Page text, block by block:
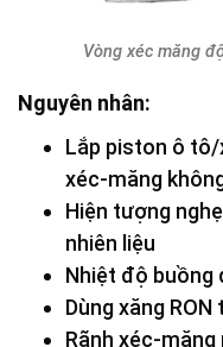
Vòng xéc măng
Nguyên nhân:
Lắp piston ô
xéc-măng
Hiện tượng
nhiên liệu
Nhiệt độ buồng
Dùng xăng
Rãnh xéc-măng